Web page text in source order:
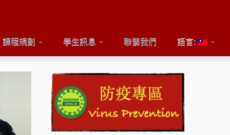
課程規劃 學生訊息 聯繫我們 語言: